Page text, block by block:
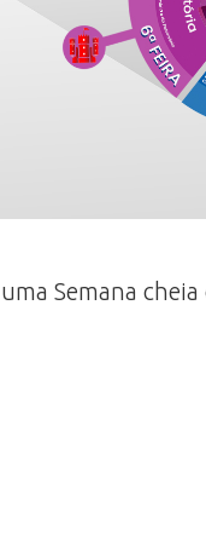
Semana